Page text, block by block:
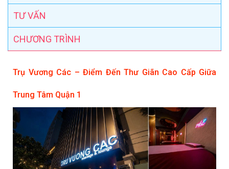
TƯ VẤN
CHƯƠNG TRÌNH
Trụ Vương Các – Điểm Đến Thư Giãn Cao Cấp Giữa
Trung Tâm Quận 1